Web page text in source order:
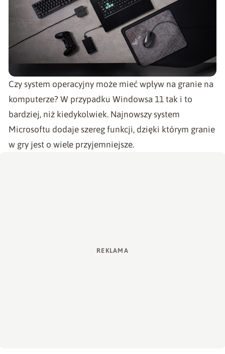
Czy system operacyjny może mieć wpływ na granie na
komputerze? W przypadku Windowsa 11 tak i to
bardziej, niż kiedykolwiek. Najnowszy system
Microsoftu dodaje szereg funkcji, dzięki którym granie
w gry jest o wiele przyjemniejsze.